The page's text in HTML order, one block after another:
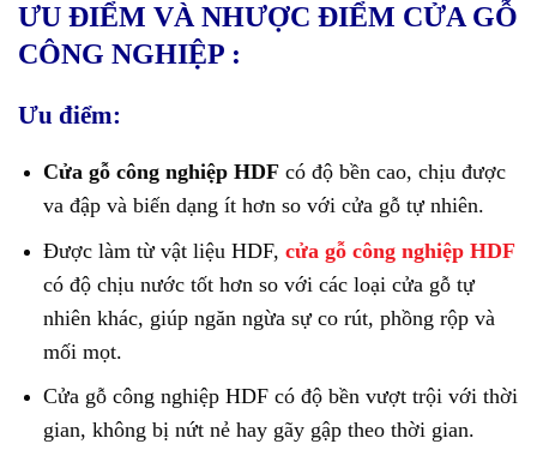
ƯU ĐIỂM VÀ NHƯỢC ĐIỂM CỬA GỖ
CÔNG NGHIỆP :
Ưu điểm:
Cửa gỗ công nghiệp HDFcó độ bền cao, chịu được
va đập và biến dạng ít hơn so với cửa gỗ tự nhiên.
Được làm từ vật liệu HDF, cửa gỗ công nghiệp HDF
có độ chịu nước tốt hơn so với các loại cửa gỗ tự
nhiên khác, giúp ngăn ngừa sự co rút, phồng rộp và
mối mọt.
Cửa gỗ công nghiệp HDF có độ bền vượt trội với thời
gian, không bị nứt nẻ hay gãy gập theo thời gian.